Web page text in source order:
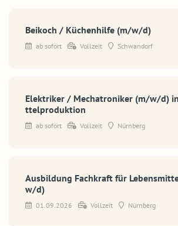
Beikoch / Küchenhilfe (m/w/d)
ab sofort Vollzeit Schwandorf
Elektriker / Mechatroniker (m/w/d)
ttelproduktion
ab sofort Vollzeit Nürnberg
Ausbildung Fachkraft für
w/d)
01.09.2026 Vollzeit Nürnberg